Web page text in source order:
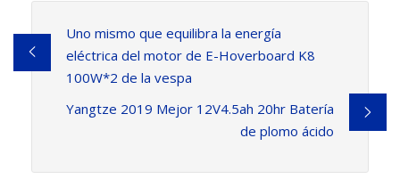
Uno mismo que equilibra la energía
eléctrica del motor de E-Hoverboard K8
100W*2 de la vespa
Yangtze 2019 Mejor 12V4.5ah 20hr Batería
de plomo ácido